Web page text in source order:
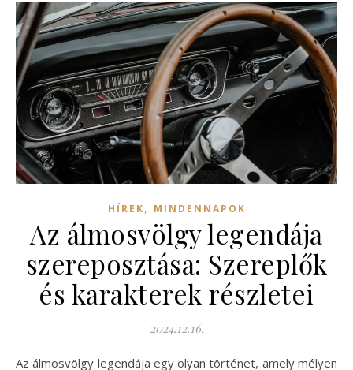
HÍREK, MINDENNAPOK
Az álmosvölgy legendája
szereposztása: Szereplők
és karakterek részletei
2024.12.16.
Az álmosvölgy legendája egy olyan történet, amely mélyen